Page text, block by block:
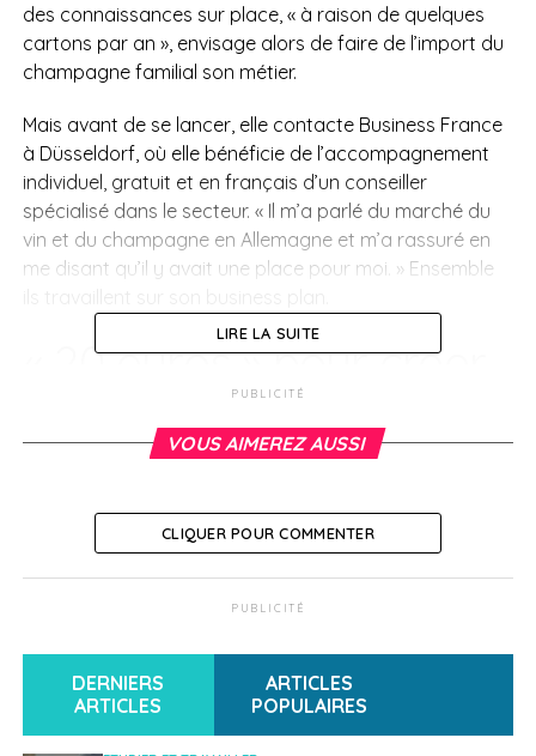
des connaissances sur place, « à raison de quelques
cartons par an », envisage alors de faire de l’import du
champagne familial son métier.
Mais avant de se lancer, elle contacte Business France
à Düsseldorf, où elle bénéficie de l’accompagnement
individuel, gratuit et en français d’un conseiller
spécialisé dans le secteur. « Il m’a parlé du marché du
vin et du champagne en Allemagne et m’a rassuré en
me disant qu’il y avait une place pour moi. » Ensemble
« 20 euros » pour créer
l’entreprise
des services des douanes pour se renseigner sur les
taxes à payer, les certificats à obtenir, etc. « J’ai été
très bien accueillie », se souvient-elle.
démarrer son activité. « Comme je faisais ça de chez
LIRE LA SUITE
PUBLICITÉ
VOUS AIMEREZ AUSSI
CLIQUER POUR COMMENTER
PUBLICITÉ
DERNIERS
ARTICLES
ARTICLES
POPULAIRES